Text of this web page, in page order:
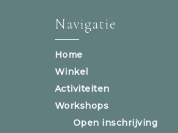
Navigatie
Home
Winkel
Activiteiten
Workshops
Open inschrijving